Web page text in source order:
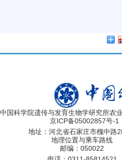
中国科学院遗传与发育生物学研究所农
京ICP备05002857号-1
地址：河北省石家庄市槐中路
地理位置与乘车路线
邮编：050022